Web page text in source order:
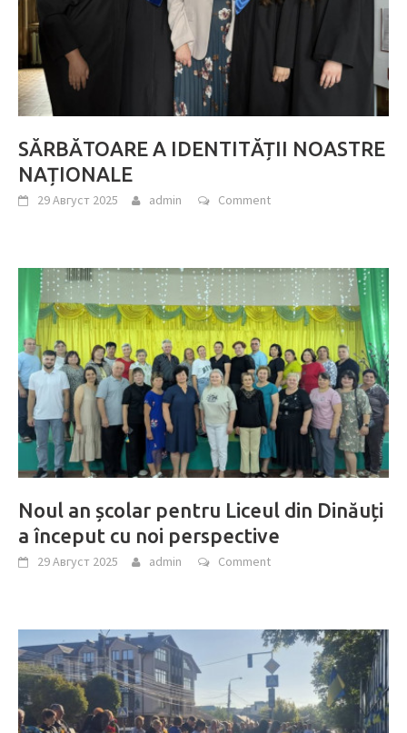
SĂRBĂTOARE A IDENTITĂȚII NOASTRE
NAȚIONALE
29 Август 2025 admin Comment
Noul an școlar pentru Liceul din Dinăuți
a început cu noi perspective
29 Август 2025 admin Comment